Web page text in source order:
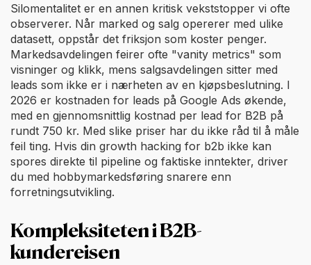
Silomentalitet er en annen kritisk vekststopper vi ofte
observerer. Når marked og salg opererer med ulike
datasett, oppstår det friksjon som koster penger.
Markedsavdelingen feirer ofte "vanity metrics" som
visninger og klikk, mens salgsavdelingen sitter med
leads som ikke er i nærheten av en kjøpsbeslutning. I
2026 er kostnaden for leads på Google Ads økende,
med en gjennomsnittlig kostnad per lead for B2B på
rundt 750 kr. Med slike priser har du ikke råd til å måle
feil ting. Hvis din growth hacking for b2b ikke kan
spores direkte til pipeline og faktiske inntekter, driver
du med hobbymarkedsføring snarere enn
forretningsutvikling.
Kompleksiteten i B2B-
kundereisen